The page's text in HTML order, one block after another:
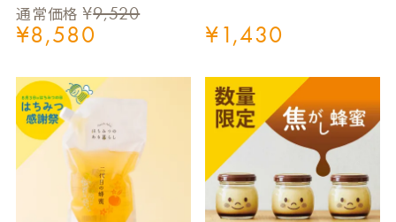
通常価格 ¥9,520
¥8,580 ¥1,430